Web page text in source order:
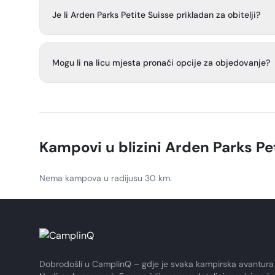
programe za djecu, malu trgovinu i igrališta.
Je li Arden Parks Petite Suisse prikladan za obitelji?
djeci.
Mogu li na licu mjesta pronaći opcije za objedovanje?
Kampovi u blizini Arden Parks
Nema kampova u radijusu 30 km.
Dobrodošli u CamplinQ – gdje je svaka kampirska